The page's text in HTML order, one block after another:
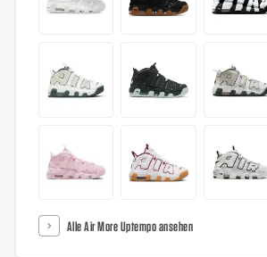
Alle Air More Uptempo ansehen